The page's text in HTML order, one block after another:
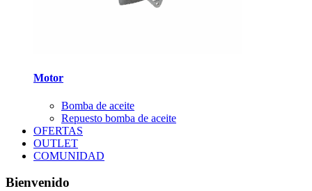
Motor
Bomba de aceite
Repuesto bomba de aceite
OFERTAS
OUTLET
COMUNIDAD
Bienvenido